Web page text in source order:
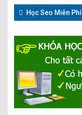
Học Seo Miễn Phí